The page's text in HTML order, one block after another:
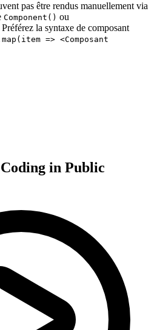
pas être rendus manuellement via
Component() ou
Préférez la syntaxe de composant
=> <Composant
Coding in Public